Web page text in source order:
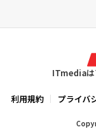
ITmediaは
利用規約 プライバ